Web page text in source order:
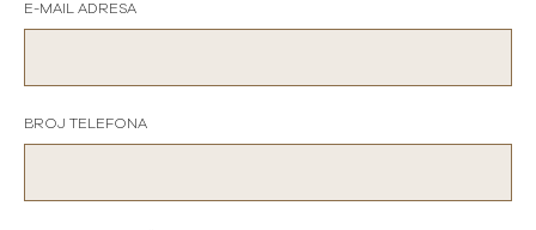
E-MAIL ADRESA
BROJ TELEFONA